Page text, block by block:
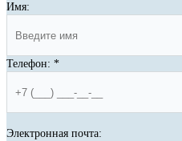
Имя:
Телефон: *
Электронная почта: